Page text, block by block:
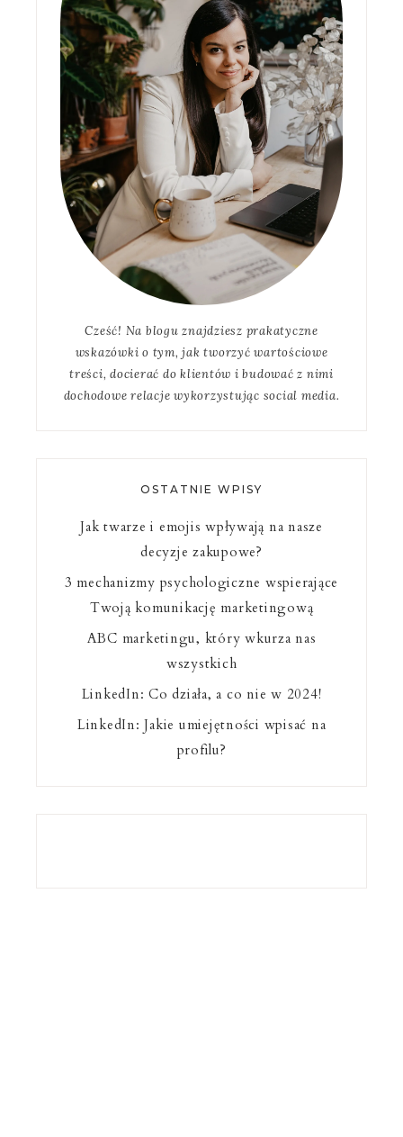
Cześć! Na blogu znajdziesz prakatyczne
wskazówki o tym, jak tworzyć wartościowe
treści, docierać do klientów i budować z nimi
dochodowe relacje wykorzystując social media.
OSTATNIE WPISY
Jak twarze i emojis wpływają na nasze
decyzje zakupowe?
3 mechanizmy psychologiczne wspierające
Twoją komunikację marketingową
ABC marketingu, który wkurza nas
wszystkich
LinkedIn: Co działa, a co nie w 2024!
LinkedIn: Jakie umiejętności wpisać na
profilu?